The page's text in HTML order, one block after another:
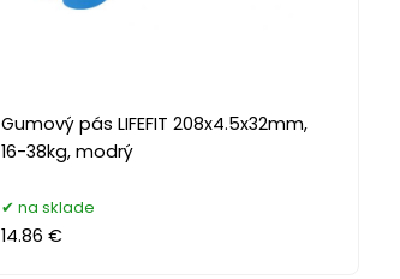
Gumový pás LIFEFIT 208x4.5x32mm,
16-38kg, modrý
na sklade
14.86 €